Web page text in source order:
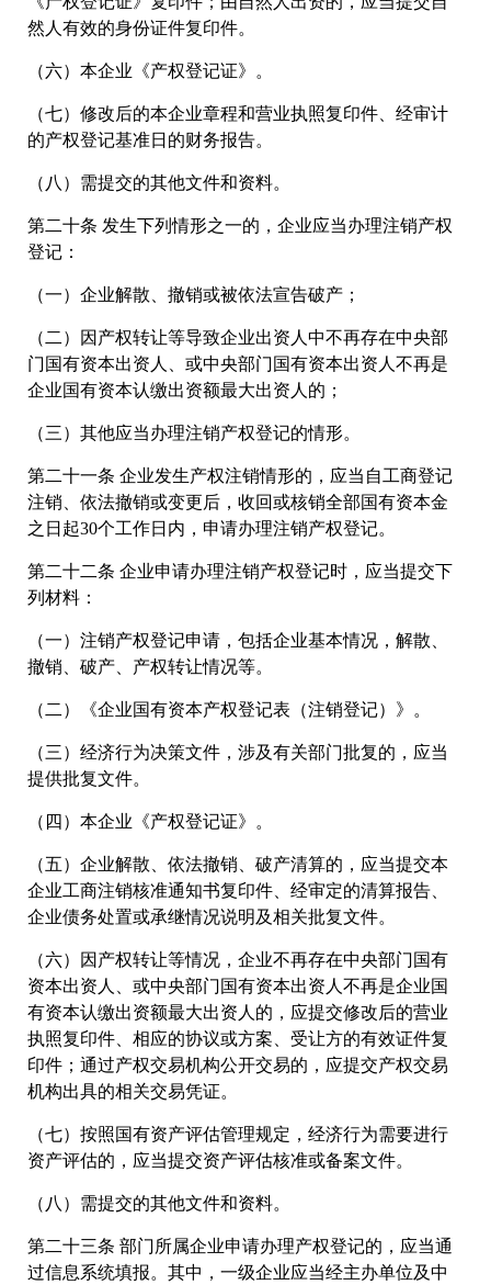
然人有效的身份证件复印件。
（六）本企业《产权登记证》。
（七）修改后的本企业章程和营业执照复印件、经审计
的产权登记基准日的财务报告。
（八）需提交的其他文件和资料。
第二十条 发生下列情形之一的，企业应当办理注销产权
登记：
（一）企业解散、撤销或被依法宣告破产；
（二）因产权转让等导致企业出资人中不再存在中央部
门国有资本出资人、或中央部门国有资本出资人不再是
企业国有资本认缴出资额最大出资人的；
（三）其他应当办理注销产权登记的情形。
第二十一条 企业发生产权注销情形的，应当自工商登记
注销、依法撤销或变更后，收回或核销全部国有资本金
之日起30个工作日内，申请办理注销产权登记。
第二十二条 企业申请办理注销产权登记时，应当提交下
列材料：
（一）注销产权登记申请，包括企业基本情况，解散、
撤销、破产、产权转让情况等。
（二）《企业国有资本产权登记表（注销登记）》。
（三）经济行为决策文件，涉及有关部门批复的，应当
提供批复文件。
（四）本企业《产权登记证》。
（五）企业解散、依法撤销、破产清算的，应当提交本
企业工商注销核准通知书复印件、经审定的清算报告、
企业债务处置或承继情况说明及相关批复文件。
（六）因产权转让等情况，企业不再存在中央部门国有
资本出资人、或中央部门国有资本出资人不再是企业国
有资本认缴出资额最大出资人的，应提交修改后的营业
执照复印件、相应的协议或方案、受让方的有效证件复
印件；通过产权交易机构公开交易的，应提交产权交易
机构出具的相关交易凭证。
（七）按照国有资产评估管理规定，经济行为需要进行
资产评估的，应当提交资产评估核准或备案文件。
（八）需提交的其他文件和资料。
第二十三条 部门所属企业申请办理产权登记的，应当通
过信息系统填报。其中，一级企业应当经主办单位及中